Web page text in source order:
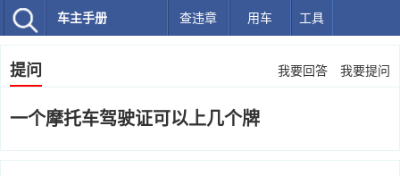
车主手册 查违章 用车 工具
提问 我要回答 我要提问
一个摩托车驾驶证可以上几个牌